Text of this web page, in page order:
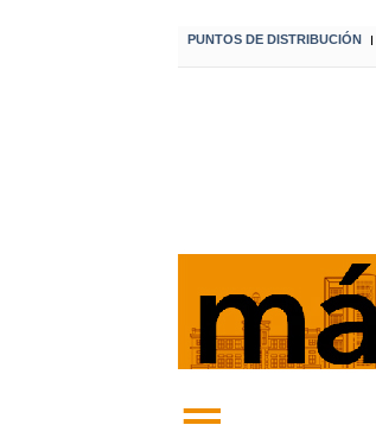
PUNTOS DE DISTRIBUCIÓN I